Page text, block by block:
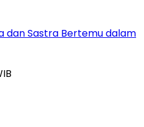
dan Sastra Bertemu dalam